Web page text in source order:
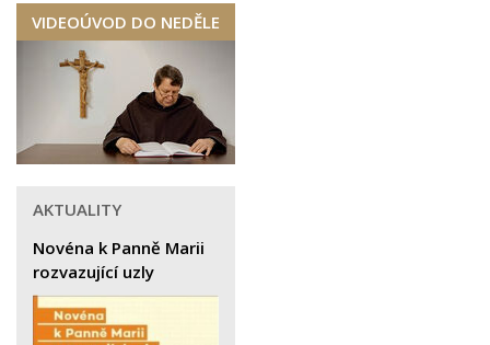
VIDEOÚVOD DO NEDĚLE
AKTUALITY
Novéna k Panně Marii
rozvazující uzly